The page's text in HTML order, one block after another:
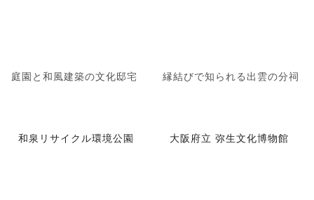
庭園と和風建築の文化邸宅 縁結びで知られる出雲の分祠
和泉リサイクル環境公園 大阪府立 弥生文化博物館